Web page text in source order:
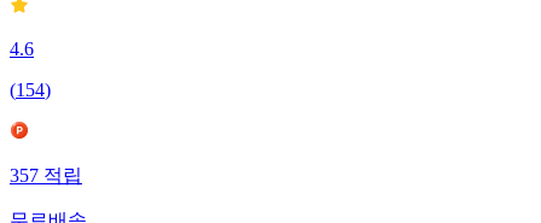
4.6
(154)
357 적립